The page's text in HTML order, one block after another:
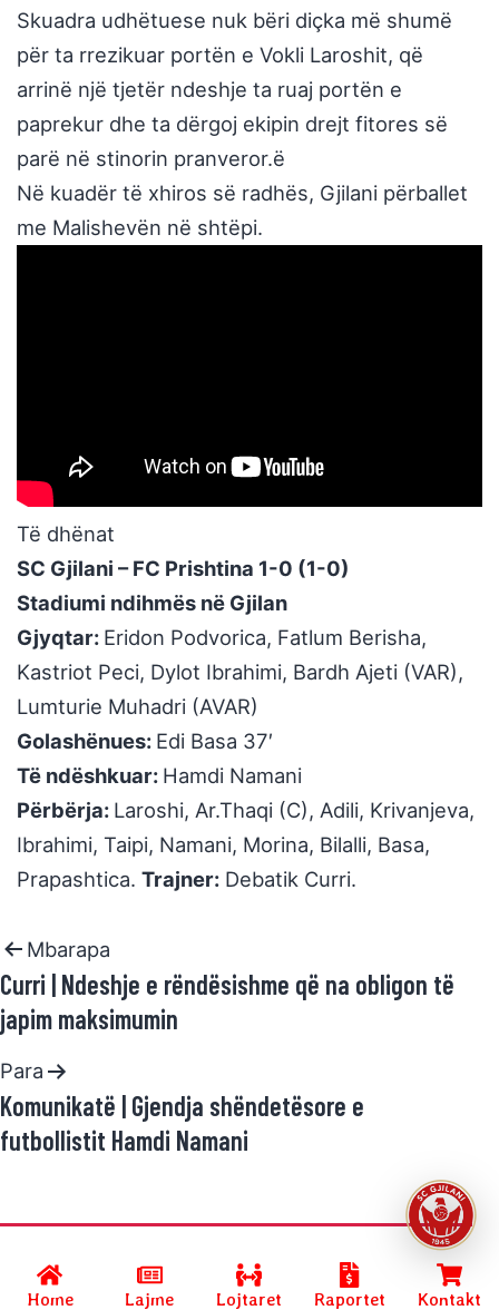
Home Lajme Lojtaret Raportet Kontakt
Skuadra udhëtuese nuk bëri diçka më shumë
për ta rrezikuar portën e Vokli Laroshit, që
arrinë një tjetër ndeshje ta ruaj portën e
paprekur dhe ta dërgoj ekipin drejt fitores së
parë në stinorin pranveror.ë
Në kuadër të xhiros së radhës, Gjilani përballet
me Malishevën në shtëpi.
Të dhënat
SC Gjilani – FC Prishtina 1-0 (1-0)
Stadiumi ndihmës në Gjilan
Gjyqtar: Eridon Podvorica, Fatlum Berisha,
Kastriot Peci, Dylot Ibrahimi, Bardh Ajeti (VAR),
Lumturie Muhadri (AVAR)
Golashënues: Edi Basa 37′
Të ndëshkuar: Hamdi Namani
Përbërja: Laroshi, Ar.Thaqi (C), Adili, Krivanjeva,
Ibrahimi, Taipi, Namani, Morina, Bilalli, Basa,
Prapashtica. Trajner: Debatik Curri.
Mbarapa
Curri | Ndeshje e rëndësishme që na obligon të
japim maksimumin
Para
Komunikatë | Gjendja shëndetësore e
futbollistit Hamdi Namani
Developed by SC GJILANI and powered by R.Halimi.